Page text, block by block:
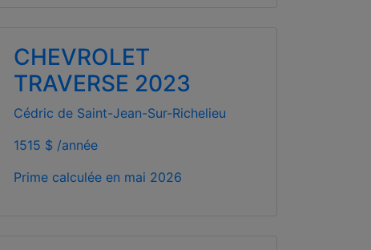
CHEVROLET
TRAVERSE 2023
Cédric de Saint-Jean-Sur-Richelieu
1515 $ /année
Prime calculée en mai 2026